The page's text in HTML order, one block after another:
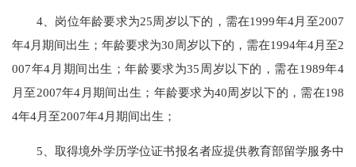
4、岗位年龄要求为25周岁以下的，需在1999年4月至2007
年4月期间出生；年龄要求为30周岁以下的，需在1994年4月至2
007年4月期间出生；年龄要求为35周岁以下的，需在1989年4
月至2007年4月期间出生；年龄要求为40周岁以下的，需在198
4年4月至2007年4月期间出生；
5、取得境外学历学位证书报名者应提供教育部留学服务中